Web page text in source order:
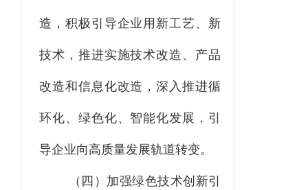
造，积极引导企业用新工艺、新
技术，推进实施技术改造、产品
改造和信息化改造，深入推进循
环化、绿色化、智能化发展，引
导企业向高质量发展轨道转变。
（四）加强绿色技术创新引